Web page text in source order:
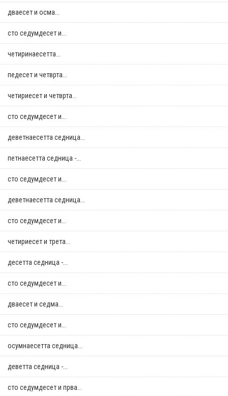
дваесет и осма...
сто седумдесет и...
четиринаесетта...
педесет и четврта...
четириесет и четврта...
сто седумдесет и...
деветнаесетта седница...
петнаесетта седница -...
сто седумдесет и...
деветнаесетта седница...
сто седумдесет и...
четириесет и трета...
десетта седница -...
сто седумдесет и...
дваесет и седма...
сто седумдесет и...
осумнaесетта седница...
деветта седница -...
сто седумдесет и прва...